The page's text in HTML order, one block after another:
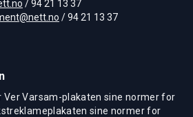
/ 94 21 13 37
/ 94 21 13 37
Ver Varsam-plakaten sine normer for
sine normer for